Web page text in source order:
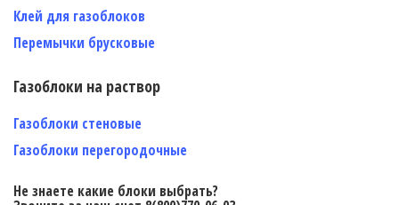
Клей для газоблоков
Перемычки брусковые
Газоблоки на раствор
Газоблоки стеновые
Газоблоки перегородочные
Не знаете какие блоки выбрать?